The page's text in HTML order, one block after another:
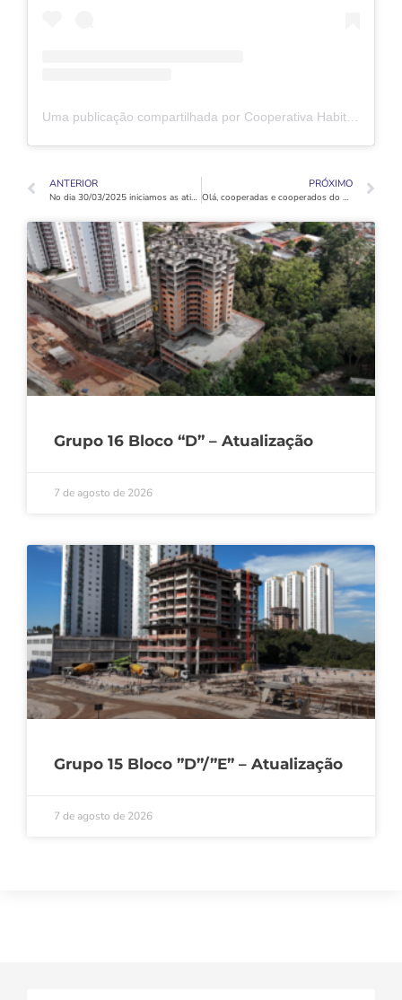
Uma publicação compartilhada por Cooperativa Habitacional Vida Nova (@coophabvidanovaoficial)
ANTERIOR
No dia 30/03/2025 iniciamos as atividades de terraplanagem do Grupo 19!
PRÓXIMO
Olá, cooperadas e cooperados do Grupo 18 – Bloco “C”.
Grupo 16 Bloco “D” – Atualização
7 de agosto de 2026
Grupo 15 Bloco ”D”/”E” – Atualização
7 de agosto de 2026